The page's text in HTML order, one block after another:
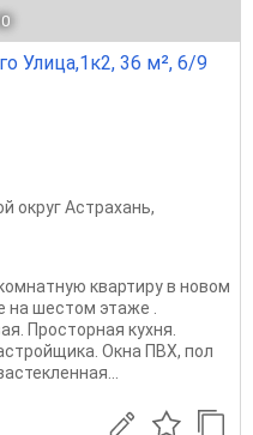
Улица,1к2, 36 м², 6/9
округ Астрахань,
квартиру в новом
шестом этаже .
Просторная кухня.
Окна ПВХ, пол